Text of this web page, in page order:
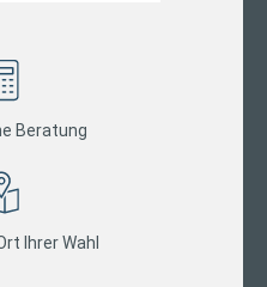
Beratung
Ihrer Wahl